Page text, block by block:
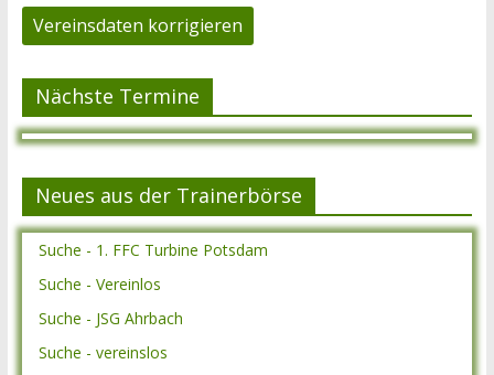
Vereinsdaten korrigieren
Nächste Termine
Neues aus der Trainerbörse
Suche - 1. FFC Turbine Potsdam
Suche - Vereinlos
Suche - JSG Ahrbach
Suche - vereinslos